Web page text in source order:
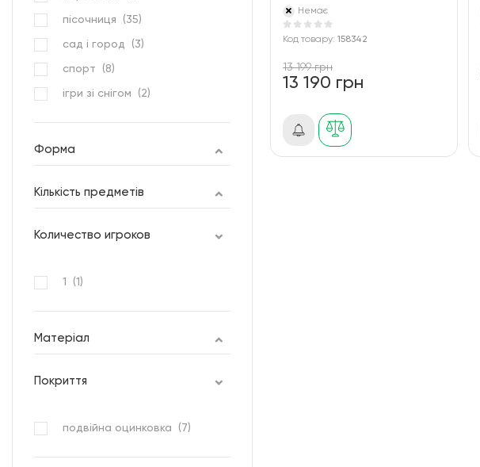
пісочниця (35)
сад і город (3)
спорт (8)
ігри зі снігом (2)
Форма
Кількість предметів
Количество игроков
1 (1 )
Матеріал
Покриття
подвійна оцинковка ( 7)
Немає
Код товару: 158342
13 199 грн
13 190 грн